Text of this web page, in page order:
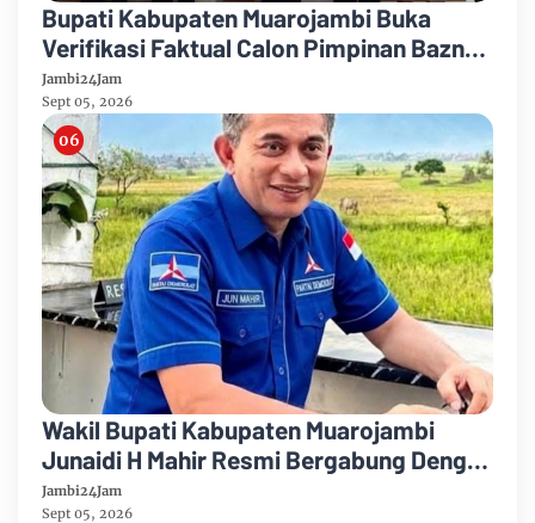
Bupati Kabupaten Muarojambi Buka
Verifikasi Faktual Calon Pimpinan Baznas
Tahun 2026-2031
Jambi24Jam
Sept 05, 2026
Wakil Bupati Kabupaten Muarojambi
Junaidi H Mahir Resmi Bergabung Dengan
Partai Demikrat
Jambi24Jam
Sept 05, 2026